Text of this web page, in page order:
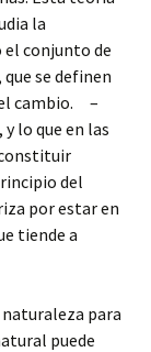
la
el conjunto de
se definen
cambio. –
lo que en las
constituir
del
por estar en
tiende a
para
puede